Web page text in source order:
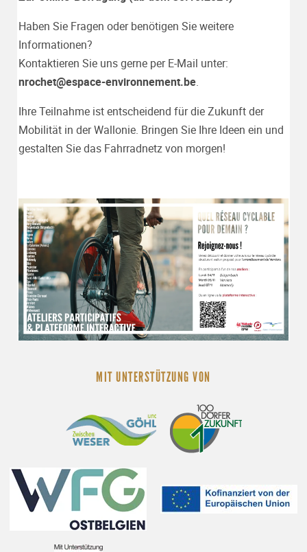
Haben Sie Fragen oder benötigen Sie weitere
Informationen?
Kontaktieren Sie uns gerne per E-Mail unter:
nrochet@espace-environnement.be.
Ihre Teilnahme ist entscheidend für die Zukunft der
Mobilität in der Wallonie. Bringen Sie Ihre Ideen ein und
gestalten Sie das Fahrradnetz von morgen!
MIT UNTERSTÜTZUNG VON